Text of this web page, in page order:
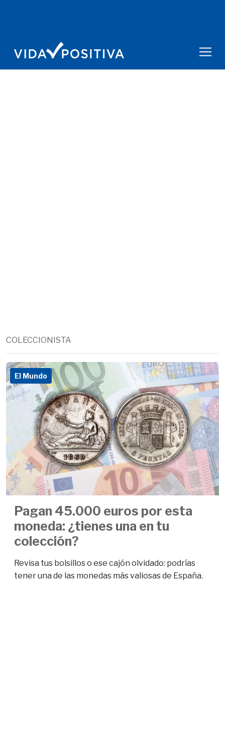
COLECCIONISTA
El Mundo
Pagan 45.000 euros por esta
moneda: ¿tienes una en tu
colección?
Revisa tus bolsillos o ese cajón olvidado: podrías
tener una de las monedas más valiosas de España.